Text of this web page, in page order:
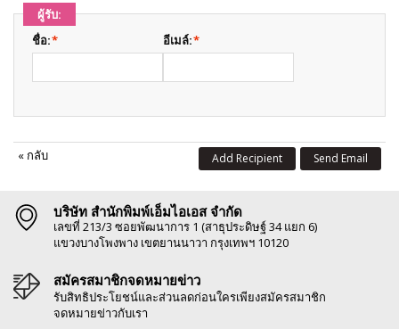
ผู้รับ:
*
ชื่อ: *
อีเมล์:
« กลับ Send Email
Add Recipient
บริษัท สำนักพิมพ์เอ็มไอเอส จำกัด
เลขที่ 213/3 ซอยพัฒนาการ 1 (สาธุประดิษฐ์ 34 แยก 6)
แขวงบางโพงพาง เขตยานนาวา กรุงเทพฯ 10120
สมัครสมาชิกจดหมายข่าว
รับสิทธิประโยชน์และส่วนลดก่อนใครเพียงสมัครสมาชิก
จดหมายข่าวกับเรา